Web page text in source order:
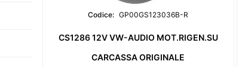
Codice: GP00GS123036B-R
CS1286 12V VW-AUDIO MOT.RIGEN.SU
CARCASSA ORIGINALE